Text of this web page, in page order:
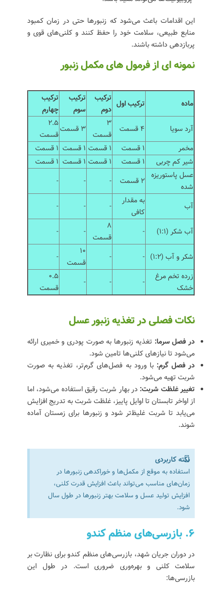
این اقدامات باعث می‌شود که زنبورها حتی در زمان کمبود
منابع طبیعی، سلامت خود را حفظ کنند و کلنی‌های قوی و
پربازدهی داشته باشند.
نمونه ای از فرمول های مکمل زنبور
ماده ترکیب اول ترکیب
دوم
ترکیب
سوم
ترکیب
چهارم
آرد سویا
4 قسمت
3
قسمت 3 قسمت
2.5
قسمت
مخمر
1 قسمت 1 قسمت 1 قسمت
1 قسمت
شیر کم چربی
1 قسمت 1 قسمت 1 قسمت
1 قسمت
عسل پاستوریزه
شده
2 قسمت -
-
-
آب
به مقدار
کافی
-
-
-
آب شکر (1:1) -
8
قسمت -
-
شکر و آب (1:2) -
-
10
قسمت
-
زرده تخم مرغ
خشک
-
-
-
0.5
قسمت
نکات فصلی در تغذیه زنبور عسل
در فصل سرما: تغذیه زنبورها به صورت پودری و خمیری ارائه
می‌شود تا نیازهای کلنی‌ها تامین شود.
در فصل گرم: با ورود به فصل‌های گرم‌تر، تغذیه به صورت
شربت تهیه می‌شود.
تغییر غلظت شربت: در بهار شربت رقیق استفاده می‌شود، اما
از اواخر تابستان تا اوایل پاییز، غلظت شربت به تدریج افزایش
می‌یابد تا شربت غلیظ‌تر شود و زنبورها برای زمستان آماده
شوند.
نکته کاربردی
استفاده به موقع از مکمل‌ها و خوراکدهی زنبورها در
زمان‌های مناسب می‌تواند باعث افزایش قدرت کلنی،
افزایش تولید عسل و سلامت بهتر زنبورها در طول سال
شود.
۶. بازرسی‌های منظم کندو
در دوران جریان شهد، بازرسی‌های منظم کندو برای نظارت بر
سلامت کلنی و بهره‌وری ضروری است. در طول این
بازرسی‌ها: